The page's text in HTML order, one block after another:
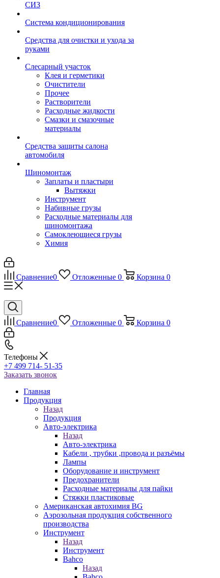
СИЗ
Система кондиционирования
Средства для очистки и ухода за
руками
Слесарный участок
Клея и герметики
Очистители
Прочее
Растворители
Расходные жидкости
Смазки и смазочные
материалы
Средства защиты салона
автомобиля
Шиномонтаж
Заплаты и пластыри
Вытяжки
Инструмент
Набивные грузы
Расходные материалы для
шиномонтажа
Самоклеющиеся грузы
Химия
Сравнение0 Отложенные 0 Корзина 0
Сравнение0 Отложенные 0 Корзина 0
Телефоны
+7 499 714- 51-35
Заказать звонок
Главная
Продукция
Назад
Продукция
Авто-электрика
Назад
Авто-электрика
Кабели , трубки ,провода и разъёмы
Лампы
Оборудование и инструмент
Предохранители
Расходные материалы для пайки
Стяжки пластиковые
Американская автохимия BG
Аэрозольная продукция собственного
производства
Инструмент
Назад
Инструмент
Bahco
Назад